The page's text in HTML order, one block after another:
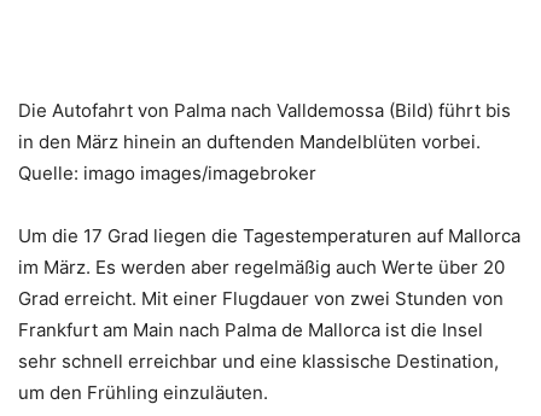
Die Autofahrt von Palma nach Valldemossa (Bild) führt bis
in den März hinein an duftenden Mandelblüten vorbei.
Quelle: imago images/imagebroker
Um die 17 Grad liegen die Tagestemperaturen auf Mallorca
im März. Es werden aber regelmäßig auch Werte über 20
Grad erreicht. Mit einer Flugdauer von zwei Stunden von
Frankfurt am Main nach Palma de Mallorca ist die Insel
sehr schnell erreichbar und eine klassische Destination,
um den Frühling einzuläuten.